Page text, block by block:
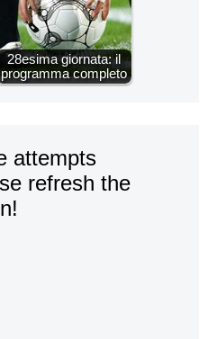
28esima giornata: il
programma completo